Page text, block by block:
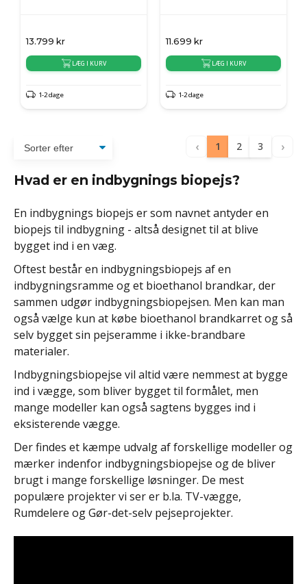
13.799 kr
LÆG I KURV
1-2 dage
11.699 kr
LÆG I KURV
1-2 dage
‹ 1 2 3 ›
Hvad er en indbygnings biopejs?
En indbygnings biopejs er som navnet antyder en
biopejs til indbygning - altså designet til at blive
bygget ind i en væg.
Oftest består en indbygningsbiopejs af en
indbygningsramme og et bioethanol brandkar, der
sammen udgør indbygningsbiopejsen. Men kan man
også vælge kun at købe bioethanol brandkarret og så
selv bygget sin pejseramme i ikke-brandbare
materialer.
Indbygningsbiopejse vil altid være nemmest at bygge
ind i vægge, som bliver bygget til formålet, men
mange modeller kan også sagtens bygges ind i
eksisterende vægge.
Der findes et kæmpe udvalg af forskellige modeller og
mærker indenfor indbygningsbiopejse og de bliver
brugt i mange forskellige løsninger. De mest
populære projekter vi ser er b.la. TV-vægge,
Rumdelere og Gør-det-selv pejseprojekter.